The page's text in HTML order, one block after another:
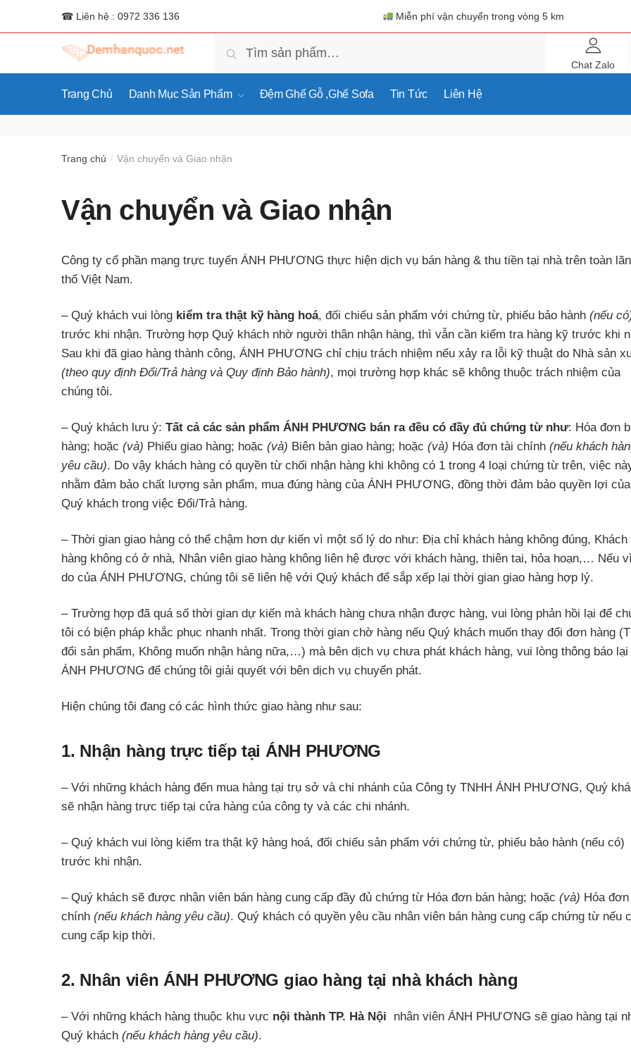
☎ Liên hệ : 0972 336 136 Miễn phí vận chuyển trong vòng 5 km
kiếm:
Tìm kiếm
Chat Zalo
Trang Chủ Danh Mục Sản Phẩm Đệm Ghế Gỗ ,ghế Sofa Tin Tức Liên Hệ
Trang chủ / Vận chuyển và Giao nhận
Vận chuyển và Giao nhận
Công ty cổ phần mạng trực tuyến ÁNH PHƯƠNG thực hiện dịch vụ bán hàng & thu tiền tại nhà trên toàn
thổ Việt Nam.
– Quý khách vui lòng kiểm tra thật kỹ hàng hoá, đối chiếu sản phẩm với chứng từ, phiếu bảo hành (nếu
trước khi nhận. Trường hợp Quý khách nhờ người thân nhận hàng, thì vẫn cần kiểm tra hàng kỹ trước khi
Sau khi đã giao hàng thành công, ÁNH PHƯƠNG chỉ chịu trách nhiệm nếu xảy ra lỗi kỹ thuật do Nhà sản
(theo quy định Đổi/Trả hàng và Quy định Bảo hành), mọi trường hợp khác sẽ không thuộc trách nhiệm của
chúng tôi.
– Quý khách lưu ý: Tất cả các sản phẩm ÁNH PHƯƠNG bán ra đều có đầy đủ chứng từ như: Hóa đơn
hàng; hoặc (và) Phiếu giao hàng; hoặc (và) Biên bản giao hàng; hoặc (và) Hóa đơn tài chính (nếu khách
yêu cầu). Do vậy khách hàng có quyền từ chối nhận hàng khi không có 1 trong 4 loại chứng từ trên, việc
nhằm đảm bảo chất lượng sản phẩm, mua đúng hàng của ÁNH PHƯƠNG, đồng thời đảm bảo quyền lợi của
Quý khách trong việc Đổi/Trả hàng.
– Thời gian giao hàng có thể chậm hơn dự kiến vì một số lý do như: Địa chỉ khách hàng không đúng, Khách
hàng không có ở nhà, Nhân viên giao hàng không liên hệ được với khách hàng, thiên tai, hỏa hoạn,… Nếu
do của ÁNH PHƯƠNG, chúng tôi sẽ liên hệ với Quý khách để sắp xếp lại thời gian giao hàng hợp lý.
– Trường hợp đã quá số thời gian dự kiến mà khách hàng chưa nhận được hàng, vui lòng phản hồi lại để
tôi có biện pháp khắc phục nhanh nhất. Trong thời gian chờ hàng nếu Quý khách muốn thay đổi đơn hàng
đổi sản phẩm, Không muốn nhận hàng nữa,…) mà bên dịch vụ chưa phát khách hàng, vui lòng thông báo lại
ÁNH PHƯƠNG để chúng tôi giải quyết với bên dịch vụ chuyển phát.
Hiện chúng tôi đang có các hình thức giao hàng như sau:
1. Nhận hàng trực tiếp tại ÁNH PHƯƠNG
– Với những khách hàng đến mua hàng tại trụ sở và chi nhánh của Công ty TNHH ÁNH PHƯƠNG, Quý
sẽ nhận hàng trực tiếp tại cửa hàng của công ty và các chi nhánh.
– Quý khách vui lòng kiểm tra thật kỹ hàng hoá, đối chiếu sản phẩm với chứng từ, phiếu bảo hành (nếu có)
trước khi nhận.
– Quý khách sẽ được nhân viên bán hàng cung cấp đầy đủ chứng từ Hóa đơn bán hàng; hoặc (và) Hóa
chính (nếu khách hàng yêu cầu). Quý khách có quyền yêu cầu nhân viên bán hàng cung cấp chứng từ nếu
cung cấp kịp thời.
2. Nhân viên ÁNH PHƯƠNG giao hàng tại nhà khách hàng
– Với những khách hàng thuộc khu vực nội thành TP. Hà Nội nhân viên ÁNH PHƯƠNG sẽ giao hàng tại
Quý khách (nếu khách hàng yêu cầu).